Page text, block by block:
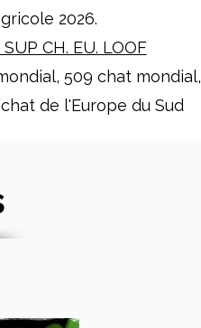
2026.
CH. EU. LOOF
509 chat mondial,
de l'Europe du Sud